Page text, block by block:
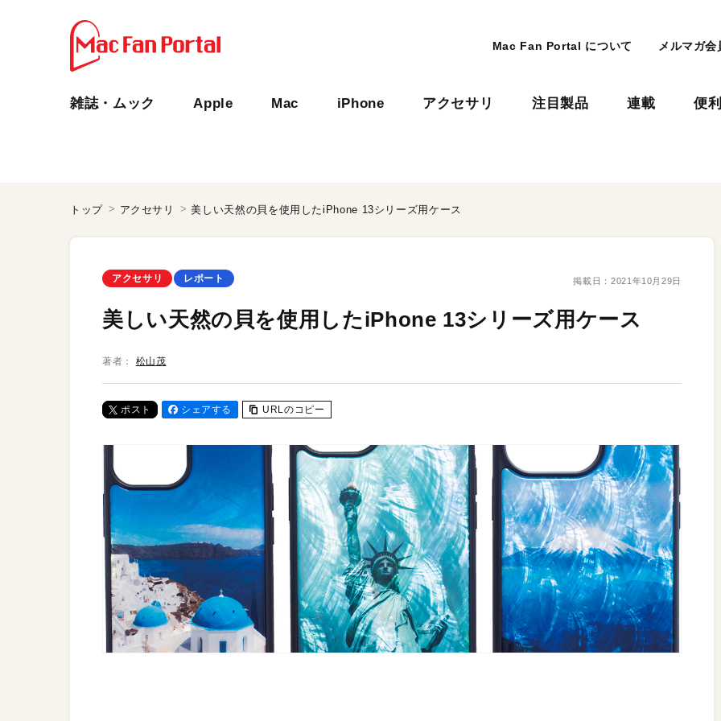
Mac Fan Portal について メルマガ会
雑誌・ムック Apple Mac iPhone アクセサリ 注目製品 連載 便
トップ アクセサリ 美しい天然の貝を使用したiPhone 13シリーズ用ケース
アクセサリ レポート 掲載日： 2021年10月29日
美しい天然の貝を使用したiPhone 13シリーズ用ケース
著者： 松山茂
ポスト シェアする URLのコピー